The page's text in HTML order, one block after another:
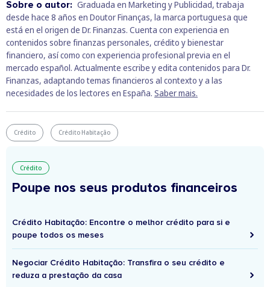
Sobre o autor: Graduada en Marketing y Publicidad, trabaja
desde hace 8 años en Doutor Finanças, la marca portuguesa que
está en el origen de Dr. Finanzas. Cuenta con experiencia en
contenidos sobre finanzas personales, crédito y bienestar
financiero, así como con experiencia profesional previa en el
mercado español. Actualmente escribe y edita contenidos para Dr.
Finanzas, adaptando temas financieros al contexto y a las
necesidades de los lectores en España. Saber mais.
Crédito Crédito Habitação
Crédito
Poupe nos seus produtos financeiros
Crédito Habitação: Encontre o melhor crédito para si e
poupe todos os meses
Negociar Crédito Habitação: Transfira o seu crédito e
reduza a prestação da casa